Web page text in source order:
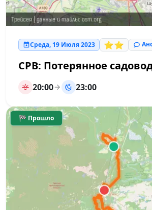
Среда, 19 Июля 2023 ⭐⭐
СРВ: Потерянное
20:00 23:00
🏁 Прошло